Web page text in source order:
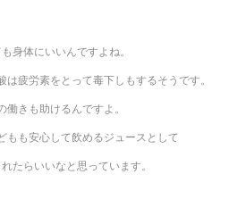
身体にいいんですよね。
疲労素をとって毒下しもするそうです。
働きも助けるんですよ。
もも安心して飲めるジュースとして
たらいいなと思っています。